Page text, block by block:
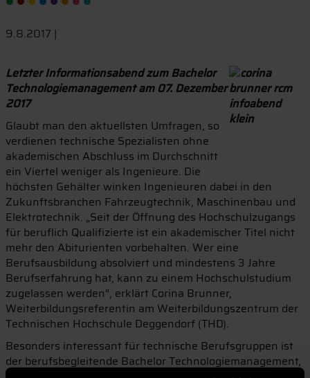
9.8.2017 |
Letzter Informationsabend zum Bachelor
Technologiemanagement am 07. Dezember
2017
Glaubt man den aktuellsten Umfragen, so
verdienen technische Spezialisten ohne
akademischen Abschluss im Durchschnitt
ein Viertel weniger als Ingenieure. Die
höchsten Gehälter winken Ingenieuren dabei in den
Zukunftsbranchen Fahrzeugtechnik, Maschinenbau und
Elektrotechnik. „Seit der Öffnung des Hochschulzugangs
für beruflich Qualifizierte ist ein akademischer Titel nicht
mehr den Abiturienten vorbehalten. Wer eine
Berufsausbildung absolviert und mindestens 3 Jahre
Berufserfahrung hat, kann zu einem Hochschulstudium
zugelassen werden“, erklärt Corina Brunner,
Weiterbildungsreferentin am Weiterbildungszentrum der
Technischen Hochschule Deggendorf (THD).
Besonders interessant für technische Berufsgruppen ist
der berufsbegleitende Bachelor Technologiemanagement,